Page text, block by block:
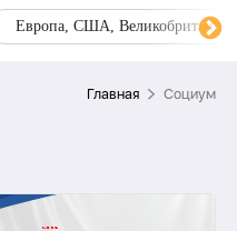
Европа, США, Великобритания,
Главная Социум